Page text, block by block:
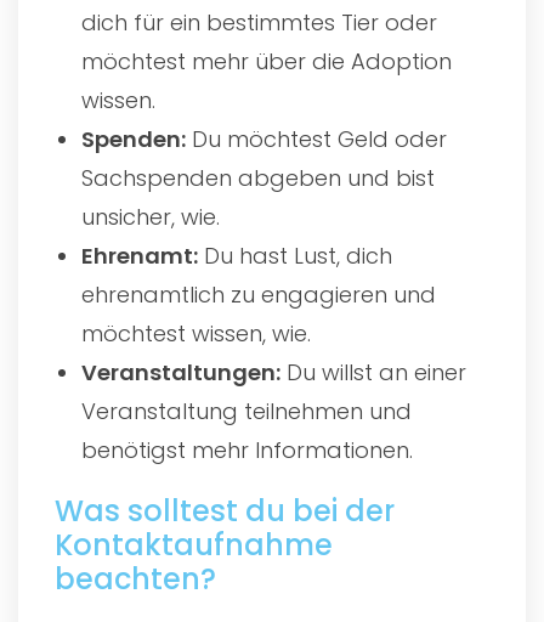
dich für ein bestimmtes Tier oder
möchtest mehr über die Adoption
wissen.
Spenden: Du möchtest Geld oder
Sachspenden abgeben und bist
unsicher, wie.
Ehrenamt: Du hast Lust, dich
ehrenamtlich zu engagieren und
möchtest wissen, wie.
Veranstaltungen: Du willst an einer
Veranstaltung teilnehmen und
benötigst mehr Informationen.
Was solltest du bei der
Kontaktaufnahme
beachten?